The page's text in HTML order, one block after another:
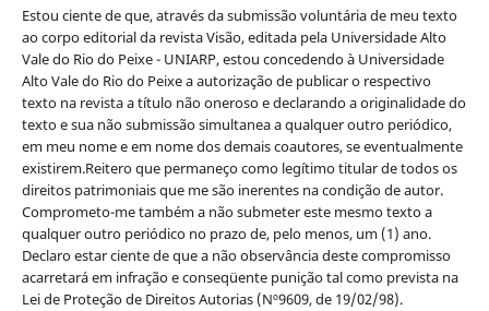
Estou ciente de que, através da submissão voluntária de meu texto
ao corpo editorial da revista Visão, editada pela Universidade Alto
Vale do Rio do Peixe - UNIARP, estou concedendo à Universidade
Alto Vale do Rio do Peixe a autorização de publicar o respectivo
texto na revista a título não oneroso e declarando a originalidade do
texto e sua não submissão simultanea a qualquer outro periódico,
em meu nome e em nome dos demais coautores, se eventualmente
existirem.Reitero que permaneço como legítimo titular de todos os
direitos patrimoniais que me são inerentes na condição de autor.
Comprometo-me também a não submeter este mesmo texto a
qualquer outro periódico no prazo de, pelo menos, um (1) ano.
Declaro estar ciente de que a não observância deste compromisso
acarretará em infração e conseqüente punição tal como prevista na
Lei de Proteção de Direitos Autorias (Nº9609, de 19/02/98).